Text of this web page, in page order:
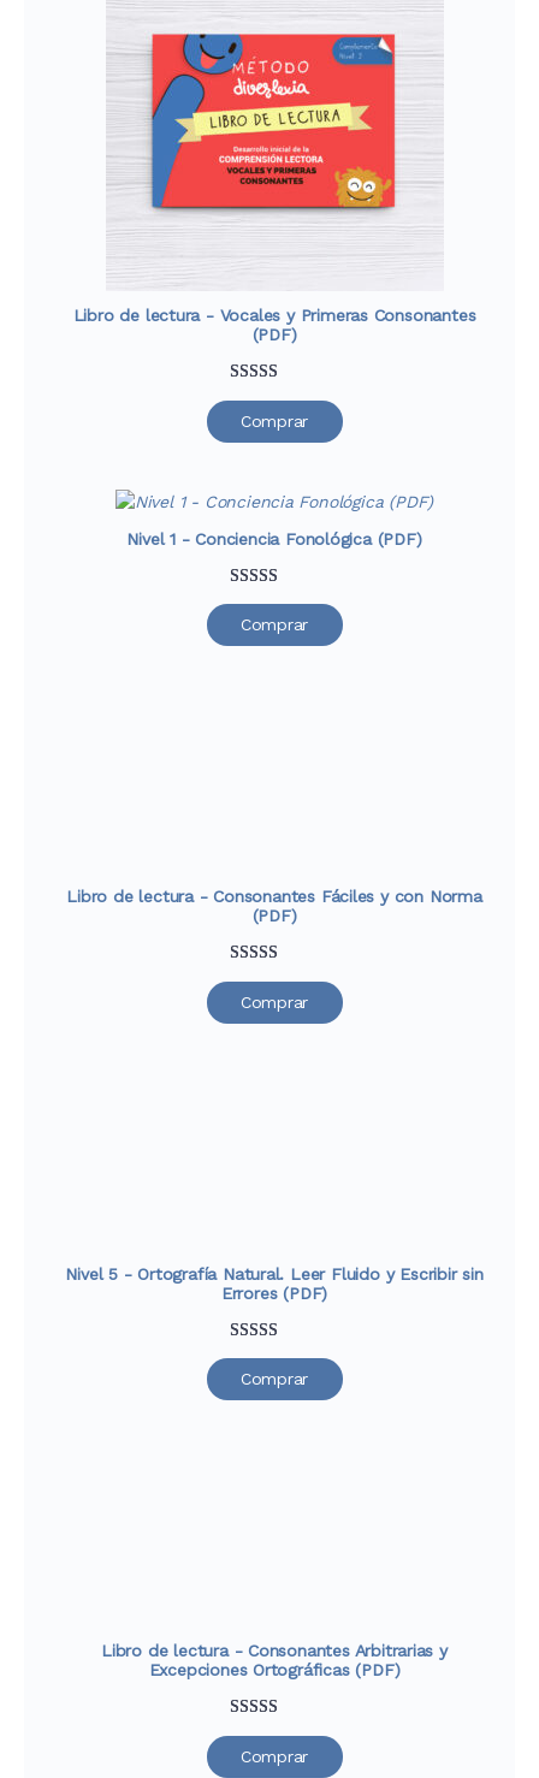
Libro de lectura - Vocales y Primeras Consonantes
(PDF)
con4.79de
de clientes
Comprar
Nivel 1 - Conciencia Fonológica (PDF)
Valorado
con4.88de
52
Comprar
Libro de lectura - Consonantes Fáciles y con Norma
(PDF)
Valorado
con4.76de
33
Comprar
Nivel 5 - Ortografía Natural. Leer Fluido y Escribir sin
Errores (PDF)
Valorado
con4.91de
33
Comprar
Libro de lectura - Consonantes Arbitrarias y
Excepciones Ortográficas (PDF)
Valorado
con4.67de
30
Comprar